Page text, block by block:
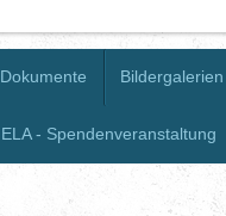
Dokumente Bildergalerien
ELA - Spendenveranstaltung